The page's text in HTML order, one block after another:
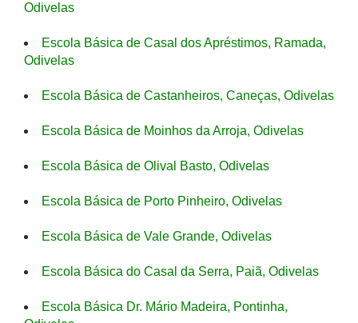
Odivelas
Escola Básica de Casal dos Apréstimos, Ramada,
Odivelas
Escola Básica de Castanheiros, Caneças, Odivelas
Escola Básica de Moinhos da Arroja, Odivelas
Escola Básica de Olival Basto, Odivelas
Escola Básica de Porto Pinheiro, Odivelas
Escola Básica de Vale Grande, Odivelas
Escola Básica do Casal da Serra, Paiã, Odivelas
Escola Básica Dr. Mário Madeira, Pontinha,